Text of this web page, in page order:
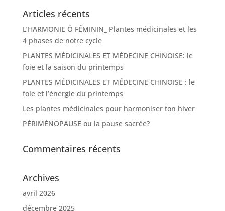
Articles récents
L’HARMONIE Ö FÉMININ_ Plantes médicinales et les
4 phases de notre cycle
PLANTES MÉDICINALES ET MÉDECINE CHINOISE: le
foie et la saison du printemps
PLANTES MÉDICINALES ET MÉDECINE CHINOISE : le
foie et l’énergie du printemps
Les plantes médicinales pour harmoniser ton hiver
PÉRIMÉNOPAUSE ou la pause sacrée?
Commentaires récents
Archives
avril 2026
décembre 2025